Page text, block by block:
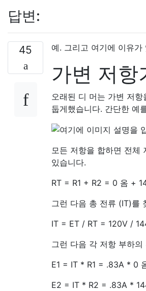
답변:
45 예. 그리고 여기에 이유가
가변 저항
오래된 디 머는 가변 저
둡게했습니다. 간단한 예
모든 저항을 합하면 전체
있습니다.
RT = R1 + R2 = 0 옴 +
그런 다음 총 전류 (IT)를
IT = ET / RT = 120V /
그런 다음 각 저항 부하의
E1 = IT * R1 = .83A * 0
E2 = IT * R2 = .83A *